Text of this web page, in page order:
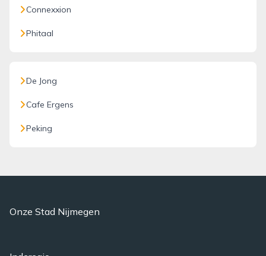
Connexxion
Phitaal
De Jong
Cafe Ergens
Peking
Onze Stad Nijmegen